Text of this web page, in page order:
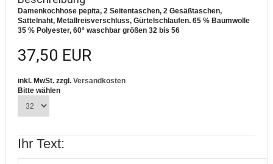
Damenkochhose pepita, 2 Seitentaschen, 2 Gesäßtaschen,
Sattelnaht, Metallreisverschluss, Gürtelschlaufen. 65 % Baumwolle
35 % Polyester, 60° waschbar größen 32 bis 56
37,50 EUR
inkl. MwSt. zzgl. Versandkosten
Bitte wählen
Ihr Text: